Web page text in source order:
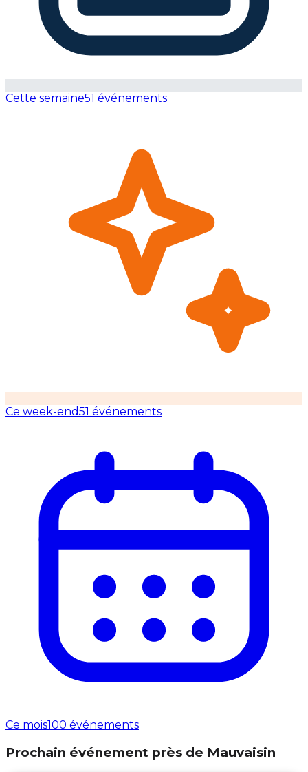
Cette semaine51 événements
Ce week-end51 événements
Ce mois100 événements
Prochain événement près de Mauvaisin